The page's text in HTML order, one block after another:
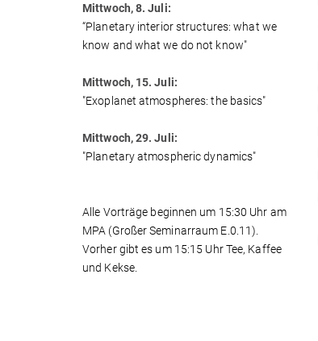
Mittwoch, 8. Juli:
“Planetary interior structures: what we
know and what we do not know"
Mittwoch, 15. Juli:
"Exoplanet atmospheres: the basics"
Mittwoch, 29. Juli:
"Planetary atmospheric dynamics"
Alle Vorträge beginnen um 15:30 Uhr am
MPA (Großer Seminarraum E.0.11).
Vorher gibt es um 15:15 Uhr Tee, Kaffee
und Kekse.